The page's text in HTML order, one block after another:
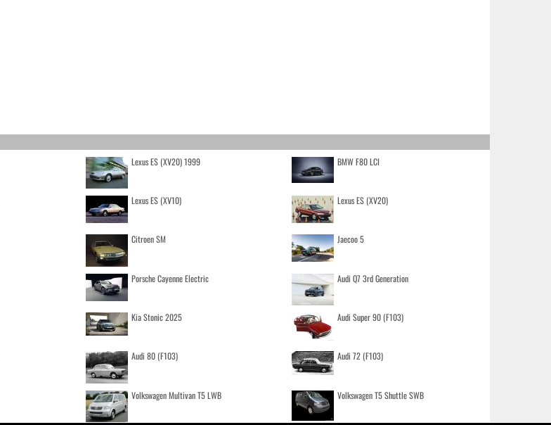
Lexus ES (XV20) 1999 BMW F80 LCI
Lexus ES (XV10) Lexus ES (XV20)
Citroen SM Jaecoo 5
Porsche Cayenne Electric Audi Q7 3rd Generation
Kia Stonic 2025 Audi Super 90 (F103)
Audi 80 (F103) Audi 72 (F103)
Volkswagen Multivan T5 LWB Volkswagen T5 Shuttle SWB